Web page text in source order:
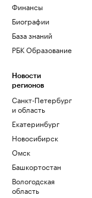
Финансы
Биографии
База знаний
РБК Образование
Новости
регионов
Санкт-Петербург
и область
Екатеринбург
Новосибирск
Омск
Башкортостан
Вологодская
область